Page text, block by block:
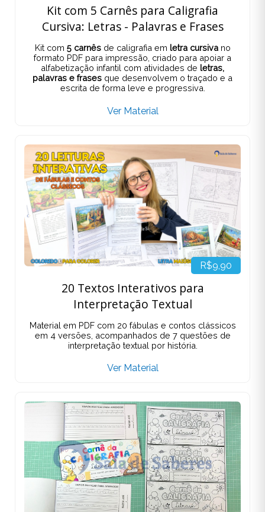
Kit com 5 Carnês para Caligrafia
Cursiva: Letras - Palavras e Frases
Kit com 5 carnêsde caligrafia em letra cursivano
formato PDF para impressão, criado para apoiar a
alfabetização infantil com atividades de letras,
palavras e frases que desenvolvem o traçado e a
escrita de forma leve e progressiva.
Ver Material
R$9,90
20 Textos Interativos para
Interpretação Textual
Material em PDF com 20 fábulas e contos clássicos
em 4 versões, acompanhados de 7 questões de
interpretação textual por história.
Ver Material